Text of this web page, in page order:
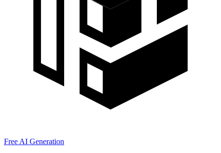
Free AI Generation